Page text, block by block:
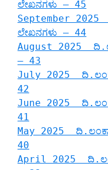
ಲೇಖನಗಳು – 45
September 2025
ಲೇಖನಗಳು – 44
August 2025
– 43
July 2025
42
June 2025
41
May 2025
40
April 2025